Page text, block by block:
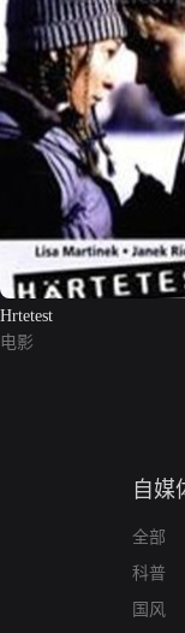
Hrtetest
电影
自媒
全部
科普
国风